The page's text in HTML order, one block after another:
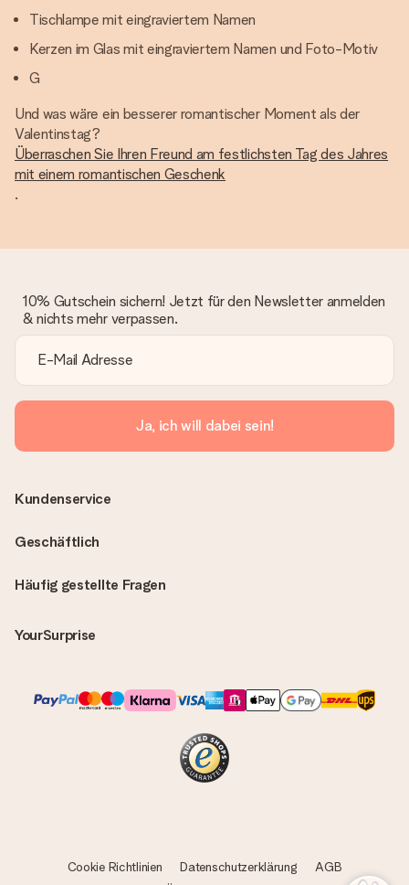
Tischlampe mit eingraviertem Namen
Kerzen im Glas mit eingraviertem Namen und Foto-Motiv
G
Und was wäre ein besserer romantischer Moment als der
Valentinstag?
Überraschen Sie Ihren Freund am festlichsten Tag des Jahres
mit einem romantischen Geschenk
.
10% Gutschein sichern! Jetzt für den Newsletter anmelden
& nichts mehr verpassen.
Ja, ich will dabei sein!
Häufig gestellte Fragen
YourSurprise
Kundenservice
Geschäftlich
Cookie Richtlinien Datenschutzerklärung
AGB